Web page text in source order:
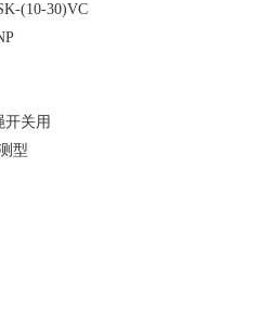
(10-30)VC
关用
型